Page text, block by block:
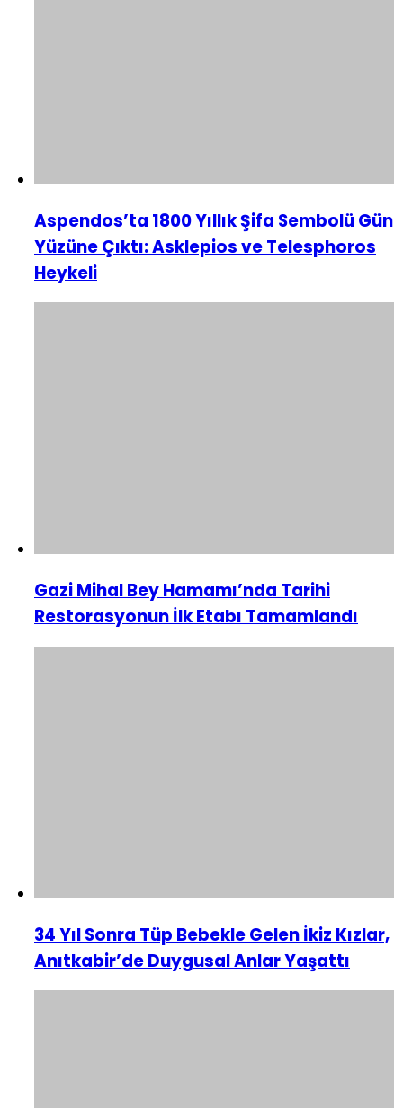
Aspendos’ta 1800 Yıllık Şifa Sembolü Gün
Yüzüne Çıktı: Asklepios ve Telesphoros
Heykeli
Gazi Mihal Bey Hamamı’nda Tarihi
Restorasyonun İlk Etabı Tamamlandı
34 Yıl Sonra Tüp Bebekle Gelen İkiz Kızlar,
Anıtkabir’de Duygusal Anlar Yaşattı